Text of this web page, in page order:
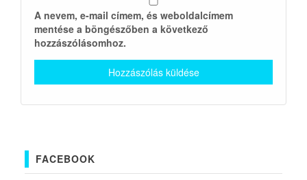
A nevem, e-mail címem, és weboldalcímem
mentése a böngészőben a következő
hozzászólásomhoz.
FACEBOOK